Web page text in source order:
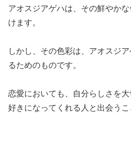
アオスジアゲハは、その鮮やか
けます。
しかし、その色彩は、アオスジ
るためのものです。
恋愛においても、自分らしさを
好きになってくれる人と出会うこ